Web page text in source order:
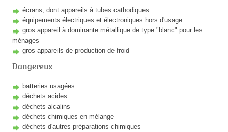
écrans, dont appareils à tubes cathodiques
équipements électriques et électroniques hors d'usage
gros appareil à dominante métallique de type "blanc" pour les
ménages
gros appareils de production de froid
Dangereux
batteries usagées
déchets acides
déchets alcalins
déchets chimiques en mélange
déchets d'autres préparations chimiques